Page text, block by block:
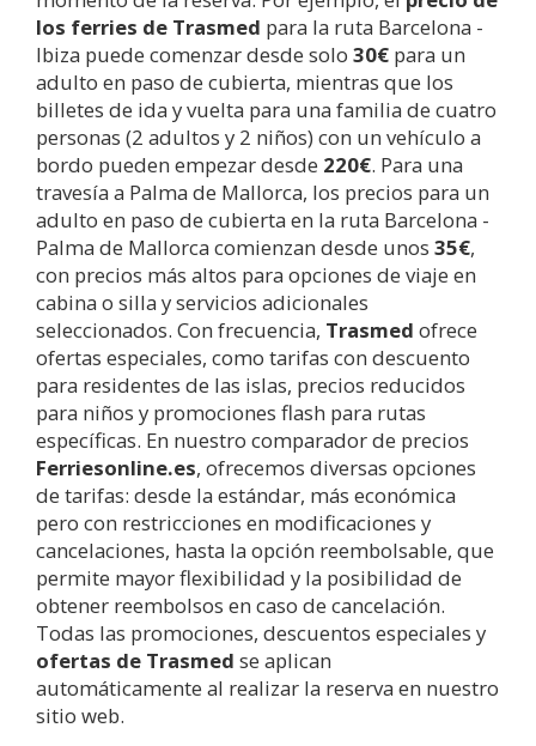
los ferries de Trasmed para la ruta Barcelona -
Ibiza puede comenzar desde solo 30€ para un
adulto en paso de cubierta, mientras que los
billetes de ida y vuelta para una familia de cuatro
personas (2 adultos y 2 niños) con un vehículo a
bordo pueden empezar desde 220€. Para una
travesía a Palma de Mallorca, los precios para un
adulto en paso de cubierta en la ruta Barcelona -
Palma de Mallorca comienzan desde unos 35€,
con precios más altos para opciones de viaje en
cabina o silla y servicios adicionales
seleccionados. Con frecuencia, Trasmed ofrece
ofertas especiales, como tarifas con descuento
para residentes de las islas, precios reducidos
para niños y promociones flash para rutas
específicas. En nuestro comparador de precios
Ferriesonline.es, ofrecemos diversas opciones
de tarifas: desde la estándar, más económica
pero con restricciones en modificaciones y
cancelaciones, hasta la opción reembolsable, que
permite mayor flexibilidad y la posibilidad de
obtener reembolsos en caso de cancelación.
Todas las promociones, descuentos especiales y
ofertas de Trasmed se aplican
automáticamente al realizar la reserva en nuestro
sitio web.